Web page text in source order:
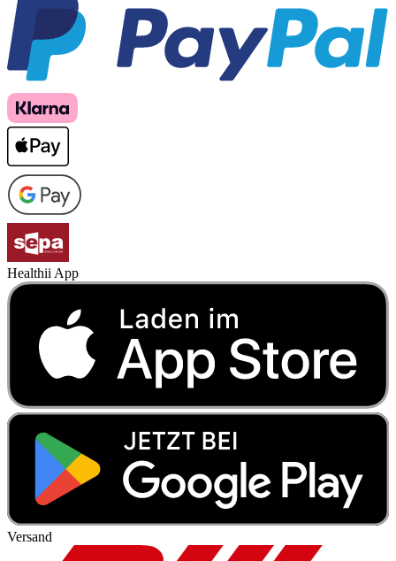
Healthii App
Versand